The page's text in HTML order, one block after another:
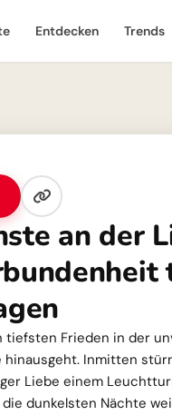
Entdecken Trends
an der
tiefsten Frieden in der
Inmitten
Liebe einem
dunkelsten Nächte